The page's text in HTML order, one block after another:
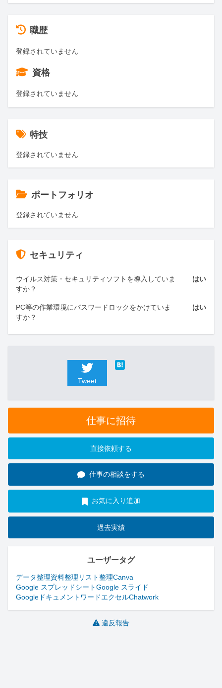
職歴
登録されていません
資格
登録されていません
特技
登録されていません
ポートフォリオ
登録されていません
セキュリティ
ウイルス対策・セキュリティソフトを導入していま
すか？
はい
PC等の作業環境にパスワードロックをかけていま
すか？
はい
Tweet
仕事に招待
直接依頼する
仕事の相談をする
お気に入り追加
過去実績
ユーザータグ
データ整理資料整理 リスト整理Canva
Google スプレッドシートGoogle スライド
Googleドキュメント ワードエクセルChatwork
違反報告